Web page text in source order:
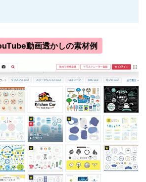
動画透かしの素材例